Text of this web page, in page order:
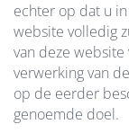
echter op dat u
website volledig
van deze
verwerking van
op de eerder
genoemde doel.